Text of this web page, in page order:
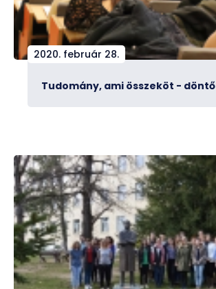
2020. február 28.
Tudomány, ami összeköt - döntő